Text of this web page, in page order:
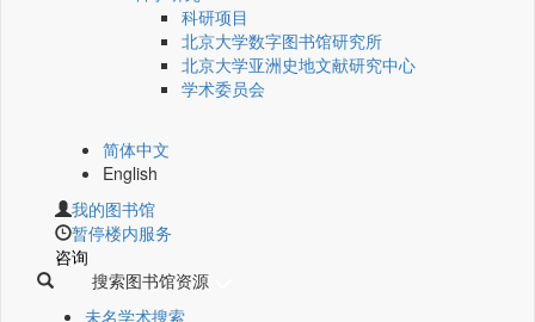
科研项目
北京大学数字图书馆研究所
北京大学亚洲史地文献研究中心
学术委员会
简体中文
English
我的图书馆
暂停楼内服务
咨询
搜索图书馆资源
未名学术搜索